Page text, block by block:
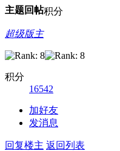
主题回帖积分
超级版主
积分
16542
加好友
发消息
回复楼主 返回列表